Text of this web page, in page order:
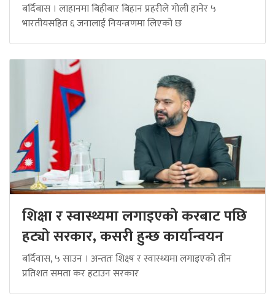
बर्दिबास । लाहानमा बिहीबार बिहान प्रहरीले गोली हानेर ५
भारतीयसहित ६ जनालाई नियन्त्रणमा लिएको छ
शिक्षा र स्वास्थ्यमा लगाइएको करबाट पछि
हट्यो सरकार, कसरी हुन्छ कार्यान्वयन
बर्दिवास, ५ साउन । अन्ततः शिक्ष्ष र स्वास्थ्यमा लगाइएको तीन
प्रतिशत समता कर हटाउन सरकार